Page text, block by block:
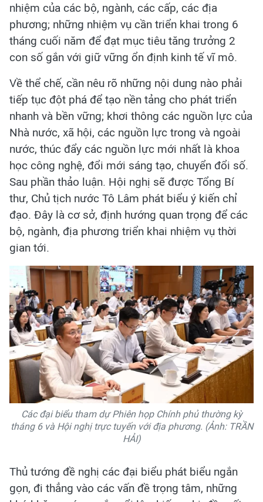
nhiệm của các bộ, ngành, các cấp, các địa
phương; những nhiệm vụ cần triển khai trong 6
tháng cuối năm để đạt mục tiêu tăng trưởng 2
con số gắn với giữ vững ổn định kinh tế vĩ mô.
Về thể chế, cần nêu rõ những nội dung nào phải
tiếp tục đột phá để tạo nền tảng cho phát triển
nhanh và bền vững; khơi thông các nguồn lực của
Nhà nước, xã hội, các nguồn lực trong và ngoài
nước, thúc đẩy các nguồn lực mới nhất là khoa
học công nghệ, đổi mới sáng tạo, chuyển đổi số.
Sau phần thảo luận. Hội nghị sẽ được Tổng Bí
thư, Chủ tịch nước Tô Lâm phát biểu ý kiến chỉ
đạo. Đây là cơ sở, định hướng quan trọng để các
bộ, ngành, địa phương triển khai nhiệm vụ thời
gian tới.
Các đại biểu tham dự Phiên họp Chính phủ thường kỳ
tháng 6 và Hội nghị trực tuyến với địa phương. (Ảnh: TRẦN
HẢI)
Thủ tướng đề nghị các đại biểu phát biểu ngắn
gọn, đi thẳng vào các vấn đề trọng tâm, những